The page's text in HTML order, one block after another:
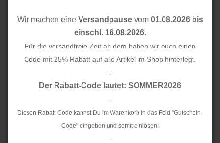
Wir machen eine Versandpausevom 01.08.2026 bis
einschl. 16.08.2026.
Für die versandfreie Zeit ab dem haben wir euch einen
Code mit 25% Rabatt auf alle Artikel im Shop hinterlegt.
.
Der Rabatt-Code lautet: SOMMER2026
.
Diesen Rabatt-Code kannst Du im Warenkorb in das Feld "Gutschein-
Code" eingeben und somit einlösen!
.